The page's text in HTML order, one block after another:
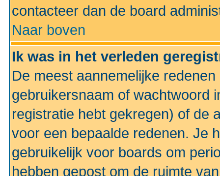
contacteer dan de board
Naar boven
Ik was in het verleden
De meest aannemelijke
gebruikersnaam of wachtwoord
registratie hebt gekregen) of de
voor een bepaalde redenen. Je
gebruikelijk voor boards om
hebben gepost om de ruimte